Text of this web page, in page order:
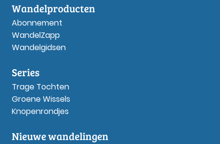
Wandelproducten
Abonnement
WandelZapp
Wandelgidsen
Series
Trage Tochten
Groene Wissels
Knopenrondjes
Nieuwe wandelingen